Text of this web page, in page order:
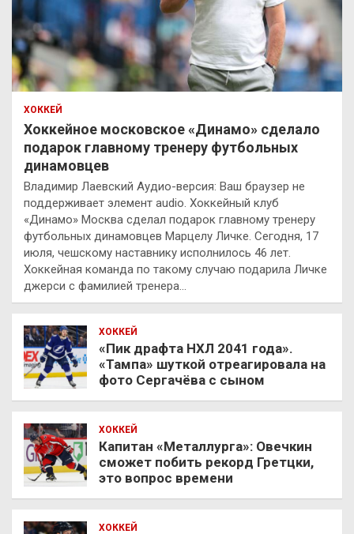
ХОККЕЙ
Хоккейное московское «Динамо» сделало
подарок главному тренеру футбольных
динамовцев
Владимир Лаевский Аудио-версия: Ваш браузер не
поддерживает элемент audio. Хоккейный клуб
«Динамо» Москва сделал подарок главному тренеру
футбольных динамовцев Марцелу Личке. Сегодня, 17
июля, чешскому наставнику исполнилось 46 лет.
Хоккейная команда по такому случаю подарила Личке
джерси с фамилией тренера…
ХОККЕЙ
«Пик драфта НХЛ 2041 года».
«Тампа» шуткой отреагировала на
фото Сергачёва с сыном
ХОККЕЙ
Капитан «Металлурга»: Овечкин
сможет побить рекорд Гретцки,
это вопрос времени
ХОККЕЙ